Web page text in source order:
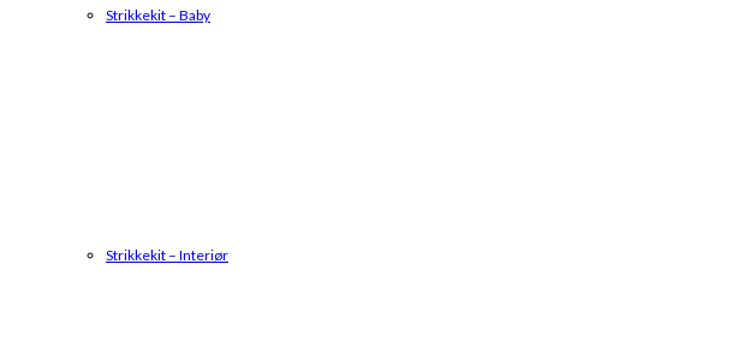
Strikkekit – Baby
Strikkekit – Interiør